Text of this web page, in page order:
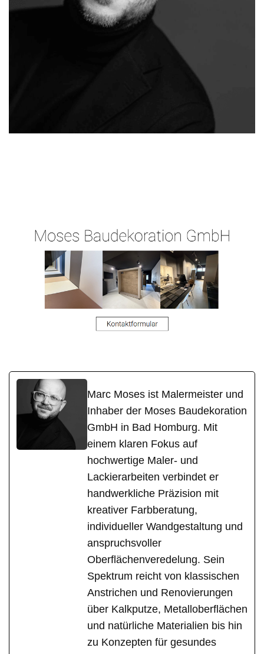
Marc Moses ist Malermeister und
Inhaber der Moses Baudekoration
GmbH in Bad Homburg. Mit
einem klaren Fokus auf
hochwertige Maler- und
Lackierarbeiten verbindet er
handwerkliche Präzision mit
kreativer Farbberatung,
individueller Wandgestaltung und
anspruchsvoller
Oberflächenveredelung. Sein
Spektrum reicht von klassischen
Anstrichen und Renovierungen
über Kalkputze, Metalloberflächen
und natürliche Materialien bis hin
zu Konzepten für gesundes